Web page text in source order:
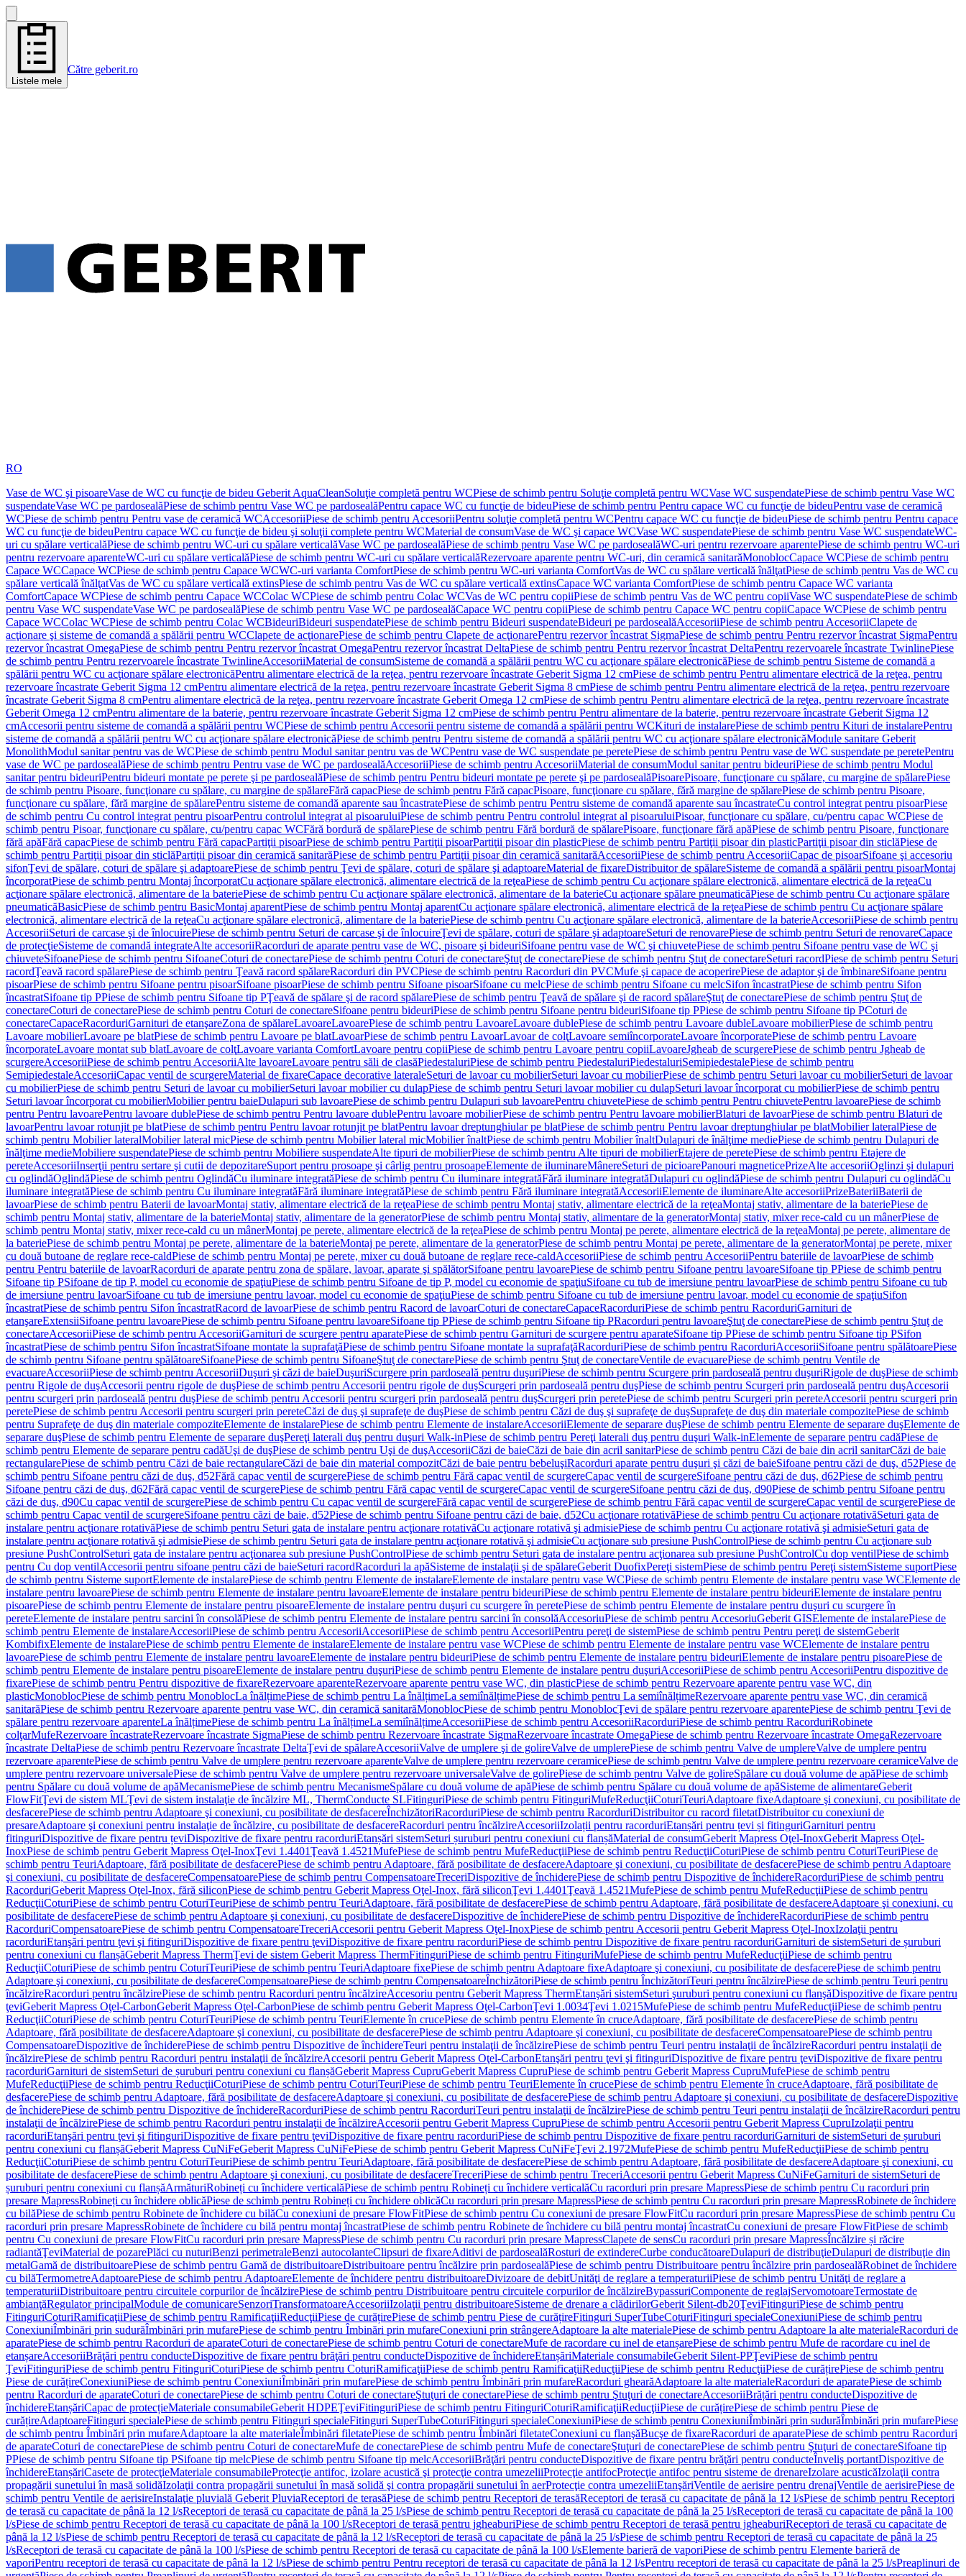
Listele mele
Către geberit.ro
RO
Vase de WC şi pisoareVase de WC cu funcţie de bideu Geberit AquaCleanSoluţie completă pentru WCPiese de schimb pentru Soluţie completă pentru WCVase WC suspendatePiese de schimb pentru Vase WC
suspendateVase WC pe pardosealăPiese de schimb pentru Vase WC pe pardosealăPentru capace WC cu funcţie de bideuPiese de schimb pentru Pentru capace WC cu funcţie de bideuPentru vase de ceramică
WCPiese de schimb pentru Pentru vase de ceramică WCAccesoriiPiese de schimb pentru AccesoriiPentru soluţie completă pentru WCPentru capace WC cu funcţie de bideuPiese de schimb pentru Pentru capace
WC cu funcţie de bideuPentru capace WC cu funcţie de bideu şi soluţii complete pentru WCMaterial de consumVase de WC şi capace WCVase WC suspendatePiese de schimb pentru Vase WC suspendateWC-
uri cu spălare verticalăPiese de schimb pentru WC-uri cu spălare verticalăVase WC pe pardosealăPiese de schimb pentru Vase WC pe pardosealăWC-uri pentru rezervoare aparentePiese de schimb pentru WC-uri
pentru rezervoare aparenteWC-uri cu spălare verticalăPiese de schimb pentru WC-uri cu spălare verticalăRezervoare aparente pentru WC-uri, din ceramică sanitarăMonoblocCapace WCPiese de schimb pentru
Capace WCCapace WCPiese de schimb pentru Capace WCWC-uri varianta ComfortPiese de schimb pentru WC-uri varianta ComfortVas de WC cu spălare verticală înălţatPiese de schimb pentru Vas de WC cu
spălare verticală înălţatVas de WC cu spălare verticală extinsPiese de schimb pentru Vas de WC cu spălare verticală extinsCapace WC varianta ComfortPiese de schimb pentru Capace WC varianta
ComfortCapace WCPiese de schimb pentru Capace WCColac WCPiese de schimb pentru Colac WCVas de WC pentru copiiPiese de schimb pentru Vas de WC pentru copiiVase WC suspendatePiese de schimb
pentru Vase WC suspendateVase WC pe pardosealăPiese de schimb pentru Vase WC pe pardosealăCapace WC pentru copiiPiese de schimb pentru Capace WC pentru copiiCapace WCPiese de schimb pentru
Capace WCColac WCPiese de schimb pentru Colac WCBideuriBideuri suspendatePiese de schimb pentru Bideuri suspendateBideuri pe pardosealăAccesoriiPiese de schimb pentru AccesoriiClapete de
acţionare şi sisteme de comandă a spălării pentru WCClapete de acţionarePiese de schimb pentru Clapete de acţionarePentru rezervor încastrat SigmaPiese de schimb pentru Pentru rezervor încastrat SigmaPentru
rezervor încastrat OmegaPiese de schimb pentru Pentru rezervor încastrat OmegaPentru rezervor încastrat DeltaPiese de schimb pentru Pentru rezervor încastrat DeltaPentru rezervoarele încastrate TwinlinePiese
de schimb pentru Pentru rezervoarele încastrate TwinlineAccesoriiMaterial de consumSisteme de comandă a spălării pentru WC cu acţionare spălare electronicăPiese de schimb pentru Sisteme de comandă a
spălării pentru WC cu acţionare spălare electronicăPentru alimentare electrică de la reţea, pentru rezervoare încastrate Geberit Sigma 12 cmPiese de schimb pentru Pentru alimentare electrică de la reţea, pentru
rezervoare încastrate Geberit Sigma 12 cmPentru alimentare electrică de la reţea, pentru rezervoare încastrate Geberit Sigma 8 cmPiese de schimb pentru Pentru alimentare electrică de la reţea, pentru rezervoare
încastrate Geberit Sigma 8 cmPentru alimentare electrică de la reţea, pentru rezervoare încastrate Geberit Omega 12 cmPiese de schimb pentru Pentru alimentare electrică de la reţea, pentru rezervoare încastrate
Geberit Omega 12 cmPentru alimentare de la baterie, pentru rezervoare încastrate Geberit Sigma 12 cmPiese de schimb pentru Pentru alimentare de la baterie, pentru rezervoare încastrate Geberit Sigma 12
cmAccesorii pentru sisteme de comandă a spălării pentru WCPiese de schimb pentru Accesorii pentru sisteme de comandă a spălării pentru WCKituri de instalarePiese de schimb pentru Kituri de instalarePentru
sisteme de comandă a spălării pentru WC cu acţionare spălare electronicăPiese de schimb pentru Pentru sisteme de comandă a spălării pentru WC cu acţionare spălare electronicăModule sanitare Geberit
MonolithModul sanitar pentru vas de WCPiese de schimb pentru Modul sanitar pentru vas de WCPentru vase de WC suspendate pe peretePiese de schimb pentru Pentru vase de WC suspendate pe peretePentru
vase de WC pe pardosealăPiese de schimb pentru Pentru vase de WC pe pardosealăAccesoriiPiese de schimb pentru AccesoriiMaterial de consumModul sanitar pentru bideuriPiese de schimb pentru Modul
sanitar pentru bideuriPentru bideuri montate pe perete şi pe pardosealăPiese de schimb pentru Pentru bideuri montate pe perete şi pe pardosealăPisoarePisoare, funcţionare cu spălare, cu margine de spălarePiese
de schimb pentru Pisoare, funcţionare cu spălare, cu margine de spălareFără capacPiese de schimb pentru Fără capacPisoare, funcţionare cu spălare, fără margine de spălarePiese de schimb pentru Pisoare,
funcţionare cu spălare, fără margine de spălarePentru sisteme de comandă aparente sau încastratePiese de schimb pentru Pentru sisteme de comandă aparente sau încastrateCu control integrat pentru pisoarPiese
de schimb pentru Cu control integrat pentru pisoarPentru controlul integrat al pisoaruluiPiese de schimb pentru Pentru controlul integrat al pisoaruluiPisoar, funcţionare cu spălare, cu/pentru capac WCPiese de
schimb pentru Pisoar, funcţionare cu spălare, cu/pentru capac WCFără bordură de spălarePiese de schimb pentru Fără bordură de spălarePisoare, funcţionare fără apăPiese de schimb pentru Pisoare, funcţionare
fără apăFără capacPiese de schimb pentru Fără capacPartiţii pisoarPiese de schimb pentru Partiţii pisoarPartiţii pisoar din plasticPiese de schimb pentru Partiţii pisoar din plasticPartiţii pisoar din sticlăPiese de
schimb pentru Partiţii pisoar din sticlăPartiţii pisoar din ceramică sanitarăPiese de schimb pentru Partiţii pisoar din ceramică sanitarăAccesoriiPiese de schimb pentru AccesoriiCapac de pisoarSifoane şi accesoriu
sifonŢevi de spălare, coturi de spălare şi adaptoarePiese de schimb pentru Ţevi de spălare, coturi de spălare şi adaptoareMaterial de fixareDistribuitor de spălareSisteme de comandă a spălării pentru pisoarMontaj
încorporatPiese de schimb pentru Montaj încorporatCu acţionare spălare electronică, alimentare electrică de la reţeaPiese de schimb pentru Cu acţionare spălare electronică, alimentare electrică de la reţeaCu
acţionare spălare electronică, alimentare de la bateriePiese de schimb pentru Cu acţionare spălare electronică, alimentare de la baterieCu acţionare spălare pneumaticăPiese de schimb pentru Cu acţionare spălare
pneumaticăBasicPiese de schimb pentru BasicMontaj aparentPiese de schimb pentru Montaj aparentCu acţionare spălare electronică, alimentare electrică de la reţeaPiese de schimb pentru Cu acţionare spălare
electronică, alimentare electrică de la reţeaCu acţionare spălare electronică, alimentare de la bateriePiese de schimb pentru Cu acţionare spălare electronică, alimentare de la baterieAccesoriiPiese de schimb pentru
AccesoriiSeturi de carcase şi de înlocuirePiese de schimb pentru Seturi de carcase şi de înlocuireŢevi de spălare, coturi de spălare şi adaptoareSeturi de renovarePiese de schimb pentru Seturi de renovareCapace
de protecţieSisteme de comandă integrateAlte accesoriiRacorduri de aparate pentru vase de WC, pisoare şi bideuriSifoane pentru vase de WC şi chiuvetePiese de schimb pentru Sifoane pentru vase de WC şi
chiuveteSifoanePiese de schimb pentru SifoaneCoturi de conectarePiese de schimb pentru Coturi de conectareŞtuţ de conectarePiese de schimb pentru Ştuţ de conectareSeturi racordPiese de schimb pentru Seturi
racordŢeavă racord spălarePiese de schimb pentru Ţeavă racord spălareRacorduri din PVCPiese de schimb pentru Racorduri din PVCMufe şi capace de acoperirePiese de adaptor şi de îmbinareSifoane pentru
pisoarPiese de schimb pentru Sifoane pentru pisoarSifoane pisoarPiese de schimb pentru Sifoane pisoarSifoane cu melcPiese de schimb pentru Sifoane cu melcSifon încastratPiese de schimb pentru Sifon
încastratSifoane tip PPiese de schimb pentru Sifoane tip PŢeavă de spălare şi de racord spălarePiese de schimb pentru Ţeavă de spălare şi de racord spălareŞtuţ de conectarePiese de schimb pentru Ştuţ de
conectareCoturi de conectarePiese de schimb pentru Coturi de conectareSifoane pentru bideuriPiese de schimb pentru Sifoane pentru bideuriSifoane tip PPiese de schimb pentru Sifoane tip PCoturi de
conectareCapaceRacorduriGarnituri de etanşareZona de spălareLavoareLavoarePiese de schimb pentru LavoareLavoare dublePiese de schimb pentru Lavoare dubleLavoare mobilierPiese de schimb pentru
Lavoare mobilierLavoare pe blatPiese de schimb pentru Lavoare pe blatLavoarPiese de schimb pentru LavoarLavoar de colţLavoare semiîncorporateLavoare încorporatePiese de schimb pentru Lavoare
încorporateLavoare montat sub blatLavoare de colţLavoare varianta ComfortLavoare pentru copiiPiese de schimb pentru Lavoare pentru copiiLavoareJgheab de scurgerePiese de schimb pentru Jgheab de
scurgereAccesoriiPiese de schimb pentru AccesoriiAlte lavoareLavoare pentru săli de clasăPiedestaluriPiese de schimb pentru PiedestaluriPiedestaluriSemipiedestalePiese de schimb pentru
SemipiedestaleAccesoriiCapac ventil de scurgereMaterial de fixareCapace decorative lateraleSeturi de lavoar cu mobilierSeturi lavoar cu mobilierPiese de schimb pentru Seturi lavoar cu mobilierSeturi de lavoar
cu mobilierPiese de schimb pentru Seturi de lavoar cu mobilierSeturi lavoar mobilier cu dulapPiese de schimb pentru Seturi lavoar mobilier cu dulapSeturi lavoar încorporat cu mobilierPiese de schimb pentru
Seturi lavoar încorporat cu mobilierMobilier pentru baieDulapuri sub lavoarePiese de schimb pentru Dulapuri sub lavoarePentru chiuvetePiese de schimb pentru Pentru chiuvetePentru lavoarePiese de schimb
pentru Pentru lavoarePentru lavoare dublePiese de schimb pentru Pentru lavoare dublePentru lavoare mobilierPiese de schimb pentru Pentru lavoare mobilierBlaturi de lavoarPiese de schimb pentru Blaturi de
lavoarPentru lavoar rotunjit pe blatPiese de schimb pentru Pentru lavoar rotunjit pe blatPentru lavoar dreptunghiular pe blatPiese de schimb pentru Pentru lavoar dreptunghiular pe blatMobilier lateralPiese de
schimb pentru Mobilier lateralMobilier lateral micPiese de schimb pentru Mobilier lateral micMobilier înaltPiese de schimb pentru Mobilier înaltDulapuri de înălţime mediePiese de schimb pentru Dulapuri de
înălţime medieMobiliere suspendatePiese de schimb pentru Mobiliere suspendateAlte tipuri de mobilierPiese de schimb pentru Alte tipuri de mobilierEtajere de peretePiese de schimb pentru Etajere de
pereteAccesoriiInserţii pentru sertare şi cutii de depozitareSuport pentru prosoape şi cârlig pentru prosoapeElemente de iluminareMânereSeturi de picioarePanouri magneticePrizeAlte accesoriiOglinzi şi dulapuri
cu oglindăOglindăPiese de schimb pentru OglindăCu iluminare integratăPiese de schimb pentru Cu iluminare integratăFără iluminare integratăDulapuri cu oglindăPiese de schimb pentru Dulapuri cu oglindăCu
iluminare integratăPiese de schimb pentru Cu iluminare integratăFără iluminare integratăPiese de schimb pentru Fără iluminare integratăAccesoriiElemente de iluminareAlte accesoriiPrizeBateriiBaterii de
lavoarPiese de schimb pentru Baterii de lavoarMontaj stativ, alimentare electrică de la reţeaPiese de schimb pentru Montaj stativ, alimentare electrică de la reţeaMontaj stativ, alimentare de la bateriePiese de
schimb pentru Montaj stativ, alimentare de la baterieMontaj stativ, alimentare de la generatorPiese de schimb pentru Montaj stativ, alimentare de la generatorMontaj stativ, mixer rece-cald cu un mânerPiese de
schimb pentru Montaj stativ, mixer rece-cald cu un mânerMontaj pe perete, alimentare electrică de la reţeaPiese de schimb pentru Montaj pe perete, alimentare electrică de la reţeaMontaj pe perete, alimentare de
la bateriePiese de schimb pentru Montaj pe perete, alimentare de la baterieMontaj pe perete, alimentare de la generatorPiese de schimb pentru Montaj pe perete, alimentare de la generatorMontaj pe perete, mixer
cu două butoane de reglare rece-caldPiese de schimb pentru Montaj pe perete, mixer cu două butoane de reglare rece-caldAccesoriiPiese de schimb pentru AccesoriiPentru bateriile de lavoarPiese de schimb
pentru Pentru bateriile de lavoarRacorduri de aparate pentru zona de spălare, lavoar, aparate şi spălătorSifoane pentru lavoarePiese de schimb pentru Sifoane pentru lavoareSifoane tip PPiese de schimb pentru
Sifoane tip PSifoane de tip P, model cu economie de spaţiuPiese de schimb pentru Sifoane de tip P, model cu economie de spaţiuSifoane cu tub de imersiune pentru lavoarPiese de schimb pentru Sifoane cu tub
de imersiune pentru lavoarSifoane cu tub de imersiune pentru lavoar, model cu economie de spaţiuPiese de schimb pentru Sifoane cu tub de imersiune pentru lavoar, model cu economie de spaţiuSifon
încastratPiese de schimb pentru Sifon încastratRacord de lavoarPiese de schimb pentru Racord de lavoarCoturi de conectareCapaceRacorduriPiese de schimb pentru RacorduriGarnituri de
etanşareExtensiiSifoane pentru lavoarePiese de schimb pentru Sifoane pentru lavoareSifoane tip PPiese de schimb pentru Sifoane tip PRacorduri pentru lavoareŞtuţ de conectarePiese de schimb pentru Ştuţ de
conectareAccesoriiPiese de schimb pentru AccesoriiGarnituri de scurgere pentru aparatePiese de schimb pentru Garnituri de scurgere pentru aparateSifoane tip PPiese de schimb pentru Sifoane tip PSifon
încastratPiese de schimb pentru Sifon încastratSifoane montate la suprafaţăPiese de schimb pentru Sifoane montate la suprafaţăRacorduriPiese de schimb pentru RacorduriAccesoriiSifoane pentru spălătoarePiese
de schimb pentru Sifoane pentru spălătoareSifoanePiese de schimb pentru SifoaneŞtuţ de conectarePiese de schimb pentru Ştuţ de conectareVentile de evacuarePiese de schimb pentru Ventile de
evacuareAccesoriiPiese de schimb pentru AccesoriiDuşuri şi căzi de baieDuşuriScurgere prin pardoseală pentru duşuriPiese de schimb pentru Scurgere prin pardoseală pentru duşuriRigole de duşPiese de schimb
pentru Rigole de duşAccesorii pentru rigole de duşPiese de schimb pentru Accesorii pentru rigole de duşScurgeri prin pardoseală pentru duşPiese de schimb pentru Scurgeri prin pardoseală pentru duşAccesorii
pentru scurgeri prin pardoseală pentru duşPiese de schimb pentru Accesorii pentru scurgeri prin pardoseală pentru duşScurgeri prin peretePiese de schimb pentru Scurgeri prin pereteAccesorii pentru scurgeri prin
peretePiese de schimb pentru Accesorii pentru scurgeri prin pereteCăzi de duş şi suprafeţe de duşPiese de schimb pentru Căzi de duş şi suprafeţe de duşSuprafeţe de duş din materiale compozitePiese de schimb
pentru Suprafeţe de duş din materiale compoziteElemente de instalarePiese de schimb pentru Elemente de instalareAccesoriiElemente de separare duşPiese de schimb pentru Elemente de separare duşElemente de
separare duşPiese de schimb pentru Elemente de separare duşPereţi laterali duş pentru duşuri Walk-inPiese de schimb pentru Pereţi laterali duş pentru duşuri Walk-inElemente de separare pentru cadăPiese de
schimb pentru Elemente de separare pentru cadăUşi de duşPiese de schimb pentru Uşi de duşAccesoriiCăzi de baieCăzi de baie din acril sanitarPiese de schimb pentru Căzi de baie din acril sanitarCăzi de baie
rectangularePiese de schimb pentru Căzi de baie rectangulareCăzi de baie din material compozitCăzi de baie pentru bebeluşiRacorduri aparate pentru duşuri şi căzi de baieSifoane pentru căzi de duş, d52Piese de
schimb pentru Sifoane pentru căzi de duş, d52Fără capac ventil de scurgerePiese de schimb pentru Fără capac ventil de scurgereCapac ventil de scurgereSifoane pentru căzi de duş, d62Piese de schimb pentru
Sifoane pentru căzi de duş, d62Fără capac ventil de scurgerePiese de schimb pentru Fără capac ventil de scurgereCapac ventil de scurgereSifoane pentru căzi de duş, d90Piese de schimb pentru Sifoane pentru
căzi de duş, d90Cu capac ventil de scurgerePiese de schimb pentru Cu capac ventil de scurgereFără capac ventil de scurgerePiese de schimb pentru Fără capac ventil de scurgereCapac ventil de scurgerePiese de
schimb pentru Capac ventil de scurgereSifoane pentru căzi de baie, d52Piese de schimb pentru Sifoane pentru căzi de baie, d52Cu acţionare rotativăPiese de schimb pentru Cu acţionare rotativăSeturi gata de
instalare pentru acţionare rotativăPiese de schimb pentru Seturi gata de instalare pentru acţionare rotativăCu acţionare rotativă şi admisiePiese de schimb pentru Cu acţionare rotativă şi admisieSeturi gata de
instalare pentru acţionare rotativă şi admisiePiese de schimb pentru Seturi gata de instalare pentru acţionare rotativă şi admisieCu acţionare sub presiune PushControlPiese de schimb pentru Cu acţionare sub
presiune PushControlSeturi gata de instalare pentru acţionarea sub presiune PushControlPiese de schimb pentru Seturi gata de instalare pentru acţionarea sub presiune PushControlCu dop ventilPiese de schimb
pentru Cu dop ventilAccesorii pentru sifoane pentru căzi de baieSeturi racordRacorduri la apăSisteme de instalaţii şi de spălareGeberit DuofixPereţi sistemPiese de schimb pentru Pereţi sistemSisteme suportPiese
de schimb pentru Sisteme suportElemente de instalarePiese de schimb pentru Elemente de instalareElemente de instalare pentru vase WCPiese de schimb pentru Elemente de instalare pentru vase WCElemente de
instalare pentru lavoarePiese de schimb pentru Elemente de instalare pentru lavoareElemente de instalare pentru bideuriPiese de schimb pentru Elemente de instalare pentru bideuriElemente de instalare pentru
pisoarePiese de schimb pentru Elemente de instalare pentru pisoareElemente de instalare pentru duşuri cu scurgere în peretePiese de schimb pentru Elemente de instalare pentru duşuri cu scurgere în
pereteElemente de instalare pentru sarcini în consolăPiese de schimb pentru Elemente de instalare pentru sarcini în consolăAccesoriuPiese de schimb pentru AccesoriuGeberit GISElemente de instalarePiese de
schimb pentru Elemente de instalareAccesoriiPiese de schimb pentru AccesoriiAccesoriiPiese de schimb pentru AccesoriiPentru pereţi de sistemPiese de schimb pentru Pentru pereţi de sistemGeberit
KombifixElemente de instalarePiese de schimb pentru Elemente de instalareElemente de instalare pentru vase WCPiese de schimb pentru Elemente de instalare pentru vase WCElemente de instalare pentru
lavoarePiese de schimb pentru Elemente de instalare pentru lavoareElemente de instalare pentru bideuriPiese de schimb pentru Elemente de instalare pentru bideuriElemente de instalare pentru pisoarePiese de
schimb pentru Elemente de instalare pentru pisoareElemente de instalare pentru duşuriPiese de schimb pentru Elemente de instalare pentru duşuriAccesoriiPiese de schimb pentru AccesoriiPentru dispozitive de
fixarePiese de schimb pentru Pentru dispozitive de fixareRezervoare aparenteRezervoare aparente pentru vase WC, din plasticPiese de schimb pentru Rezervoare aparente pentru vase WC, din
plasticMonoblocPiese de schimb pentru MonoblocLa înălțimePiese de schimb pentru La înălțimeLa semiînălțimePiese de schimb pentru La semiînălțimeRezervoare aparente pentru vase WC, din ceramică
sanitarăPiese de schimb pentru Rezervoare aparente pentru vase WC, din ceramică sanitarăMonoblocPiese de schimb pentru MonoblocŢevi de spălare pentru rezervoare aparentePiese de schimb pentru Ţevi de
spălare pentru rezervoare aparenteLa înălțimePiese de schimb pentru La înălțimeLa semiînălțimeAccesoriiPiese de schimb pentru AccesoriiRacorduriPiese de schimb pentru RacorduriRobinete
colţarMufeRezervoare încastrateRezervoare încastrate SigmaPiese de schimb pentru Rezervoare încastrate SigmaRezervoare încastrate OmegaPiese de schimb pentru Rezervoare încastrate OmegaRezervoare
încastrate DeltaPiese de schimb pentru Rezervoare încastrate DeltaŢevi de spălareAccesoriiValve de umplere şi de golireValve de umplerePiese de schimb pentru Valve de umplereValve de umplere pentru
rezervoare aparentePiese de schimb pentru Valve de umplere pentru rezervoare aparenteValve de umplere pentru rezervoare ceramicePiese de schimb pentru Valve de umplere pentru rezervoare ceramiceValve de
umplere pentru rezervoare universalePiese de schimb pentru Valve de umplere pentru rezervoare universaleValve de golirePiese de schimb pentru Valve de golireSpălare cu două volume de apăPiese de schimb
pentru Spălare cu două volume de apăMecanismePiese de schimb pentru MecanismeSpălare cu două volume de apăPiese de schimb pentru Spălare cu două volume de apăSisteme de alimentareGeberit
FlowFitŢevi de sistem MLŢevi de sistem instalaţie de încălzire ML, ThermConducte SLFitinguriPiese de schimb pentru FitinguriMufeReducţiiCoturiTeuriAdaptoare fixeAdaptoare şi conexiuni, cu posibilitate de
desfacerePiese de schimb pentru Adaptoare şi conexiuni, cu posibilitate de desfacereÎnchizătoriRacorduriPiese de schimb pentru RacorduriDistribuitor cu racord filetatDistribuitor cu conexiuni de
presareAdaptoare şi conexiuni pentru instalaţie de încălzire, cu posibilitate de desfacereRacorduri pentru încălzireAccesoriiIzolații pentru racorduriEtanșări pentru țevi și fitinguriGarnituri pentru
fitinguriDispozitive de fixare pentru țeviDispozitive de fixare pentru racorduriEtanșări sistemSeturi șuruburi pentru conexiuni cu flanșăMaterial de consumGeberit Mapress Oţel-InoxGeberit Mapress Oţel-
InoxPiese de schimb pentru Geberit Mapress Oţel-InoxŢevi 1.4401Ţeavă 1.4521MufePiese de schimb pentru MufeReducţiiPiese de schimb pentru ReducţiiCoturiPiese de schimb pentru CoturiTeuriPiese de
schimb pentru TeuriAdaptoare, fără posibilitate de desfacerePiese de schimb pentru Adaptoare, fără posibilitate de desfacereAdaptoare şi conexiuni, cu posibilitate de desfacerePiese de schimb pentru Adaptoare
şi conexiuni, cu posibilitate de desfacereCompensatoarePiese de schimb pentru CompensatoareTreceriDispozitive de închiderePiese de schimb pentru Dispozitive de închidereRacorduriPiese de schimb pentru
RacorduriGeberit Mapress Oţel-Inox, fără siliconPiese de schimb pentru Geberit Mapress Oţel-Inox, fără siliconŢevi 1.4401Ţeavă 1.4521MufePiese de schimb pentru MufeReducţiiPiese de schimb pentru
ReducţiiCoturiPiese de schimb pentru CoturiTeuriPiese de schimb pentru TeuriAdaptoare, fără posibilitate de desfacerePiese de schimb pentru Adaptoare, fără posibilitate de desfacereAdaptoare şi conexiuni, cu
posibilitate de desfacerePiese de schimb pentru Adaptoare şi conexiuni, cu posibilitate de desfacereDispozitive de închiderePiese de schimb pentru Dispozitive de închidereRacorduriPiese de schimb pentru
RacorduriCompensatoarePiese de schimb pentru CompensatoareTreceriAccesorii pentru Geberit Mapress Oţel-InoxPiese de schimb pentru Accesorii pentru Geberit Mapress Oţel-InoxIzolaţii pentru
racorduriEtanşări pentru ţevi şi fitinguriDispozitive de fixare pentru ţeviDispozitive de fixare pentru racorduriPiese de schimb pentru Dispozitive de fixare pentru racorduriGarnituri de sistemSeturi de șuruburi
pentru conexiuni cu flanșăGeberit Mapress ThermŢevi de sistem Geberit Mapress ThermFitinguriPiese de schimb pentru FitinguriMufePiese de schimb pentru MufeReducţiiPiese de schimb pentru
ReducţiiCoturiPiese de schimb pentru CoturiTeuriPiese de schimb pentru TeuriAdaptoare fixePiese de schimb pentru Adaptoare fixeAdaptoare şi conexiuni, cu posibilitate de desfacerePiese de schimb pentru
Adaptoare şi conexiuni, cu posibilitate de desfacereCompensatoarePiese de schimb pentru CompensatoareÎnchizătoriPiese de schimb pentru ÎnchizătoriTeuri pentru încălzirePiese de schimb pentru Teuri pentru
încălzireRacorduri pentru încălzirePiese de schimb pentru Racorduri pentru încălzireAccesoriu pentru Geberit Mapress ThermEtanşări sistemSeturi şuruburi pentru conexiuni cu flanşăDispozitive de fixare pentru
ţeviGeberit Mapress Oţel-CarbonGeberit Mapress Oţel-CarbonPiese de schimb pentru Geberit Mapress Oţel-CarbonŢevi 1.0034Ţevi 1.0215MufePiese de schimb pentru MufeReducţiiPiese de schimb pentru
ReducţiiCoturiPiese de schimb pentru CoturiTeuriPiese de schimb pentru TeuriElemente în crucePiese de schimb pentru Elemente în cruceAdaptoare, fără posibilitate de desfacerePiese de schimb pentru
Adaptoare, fără posibilitate de desfacereAdaptoare şi conexiuni, cu posibilitate de desfacerePiese de schimb pentru Adaptoare şi conexiuni, cu posibilitate de desfacereCompensatoarePiese de schimb pentru
CompensatoareDispozitive de închiderePiese de schimb pentru Dispozitive de închidereTeuri pentru instalaţii de încălzirePiese de schimb pentru Teuri pentru instalaţii de încălzireRacorduri pentru instalaţii de
încălzirePiese de schimb pentru Racorduri pentru instalaţii de încălzireAccesorii pentru Geberit Mapress Oţel-CarbonEtanşări pentru ţevi şi fitinguriDispozitive de fixare pentru ţeviDispozitive de fixare pentru
racorduriGarnituri de sistemSeturi de șuruburi pentru conexiuni cu flanșăGeberit Mapress CupruGeberit Mapress CupruPiese de schimb pentru Geberit Mapress CupruMufePiese de schimb pentru
MufeReducţiiPiese de schimb pentru ReducţiiCoturiPiese de schimb pentru CoturiTeuriPiese de schimb pentru TeuriElemente în crucePiese de schimb pentru Elemente în cruceAdaptoare, fără posibilitate de
desfacerePiese de schimb pentru Adaptoare, fără posibilitate de desfacereAdaptoare şi conexiuni, cu posibilitate de desfacerePiese de schimb pentru Adaptoare şi conexiuni, cu posibilitate de desfacereDispozitive
de închiderePiese de schimb pentru Dispozitive de închidereRacorduriPiese de schimb pentru RacorduriTeuri pentru instalaţii de încălzirePiese de schimb pentru Teuri pentru instalaţii de încălzireRacorduri pentru
instalaţii de încălzirePiese de schimb pentru Racorduri pentru instalaţii de încălzireAccesorii pentru Geberit Mapress CupruPiese de schimb pentru Accesorii pentru Geberit Mapress CupruIzolaţii pentru
racorduriEtanşări pentru ţevi şi fitinguriDispozitive de fixare pentru ţeviDispozitive de fixare pentru racorduriPiese de schimb pentru Dispozitive de fixare pentru racorduriGarnituri de sistemSeturi de șuruburi
pentru conexiuni cu flanșăGeberit Mapress CuNiFeGeberit Mapress CuNiFePiese de schimb pentru Geberit Mapress CuNiFeŢevi 2.1972MufePiese de schimb pentru MufeReducţiiPiese de schimb pentru
ReducţiiCoturiPiese de schimb pentru CoturiTeuriPiese de schimb pentru TeuriAdaptoare, fără posibilitate de desfacerePiese de schimb pentru Adaptoare, fără posibilitate de desfacereAdaptoare şi conexiuni, cu
posibilitate de desfacerePiese de schimb pentru Adaptoare şi conexiuni, cu posibilitate de desfacereTreceriPiese de schimb pentru TreceriAccesorii pentru Geberit Mapress CuNiFeGarnituri de sistemSeturi de
șuruburi pentru conexiuni cu flanșăArmăturiRobineți cu închidere verticalăPiese de schimb pentru Robineți cu închidere verticalăCu racorduri prin presare MapressPiese de schimb pentru Cu racorduri prin
presare MapressRobineți cu închidere oblicăPiese de schimb pentru Robineți cu închidere oblicăCu racorduri prin presare MapressPiese de schimb pentru Cu racorduri prin presare MapressRobinete de închidere
cu bilăPiese de schimb pentru Robinete de închidere cu bilăCu conexiuni de presare FlowFitPiese de schimb pentru Cu conexiuni de presare FlowFitCu racorduri prin presare MapressPiese de schimb pentru Cu
racorduri prin presare MapressRobinete de închidere cu bilă pentru montaj încastratPiese de schimb pentru Robinete de închidere cu bilă pentru montaj încastratCu conexiuni de presare FlowFitPiese de schimb
pentru Cu conexiuni de presare FlowFitCu racorduri prin presare MapressPiese de schimb pentru Cu racorduri prin presare MapressClapete de sensCu racorduri prin presare MapressÎncălzire și răcire
radiantăŢeviMaterial de pozarePlăci cu nuturiBenzi perimetraleBenzi autocolanteClipsuri de fixareAditivi de pardosealăRosturi de extindereCurbe conducătoareDulapuri de distribuţieDulapuri de distribuţie din
metalGamă de distribuitoarePiese de schimb pentru Gamă de distribuitoareDistribuitoare pentru încălzire prin pardosealăPiese de schimb pentru Distribuitoare pentru încălzire prin pardosealăRobinet de închidere
cu bilăTermometreAdaptoarePiese de schimb pentru AdaptoareElemente de închidere pentru distribuitoareDivizoare de debitUnităţi de reglare a temperaturiiPiese de schimb pentru Unităţi de reglare a
temperaturiiDistribuitoare pentru circuitele corpurilor de încălzirePiese de schimb pentru Distribuitoare pentru circuitele corpurilor de încălzireBypassuriComponente de reglajServomotoareTermostate de
ambianţăRegulator principalModule de comunicareSenzoriTransformatoareAccesoriiIzolaţii pentru distribuitoareSisteme de drenare a clădirilorGeberit Silent-db20ŢeviFitinguriPiese de schimb pentru
FitinguriCoturiRamificaţiiPiese de schimb pentru RamificaţiiReducţiiPiese de curățirePiese de schimb pentru Piese de curățireFitinguri SuperTubeCoturiFitinguri specialeConexiuniPiese de schimb pentru
ConexiuniÎmbinări prin sudurăÎmbinări prin mufarePiese de schimb pentru Îmbinări prin mufareConexiuni prin strângereAdaptoare la alte materialePiese de schimb pentru Adaptoare la alte materialeRacorduri de
aparatePiese de schimb pentru Racorduri de aparateCoturi de conectarePiese de schimb pentru Coturi de conectareMufe de racordare cu inel de etanșarePiese de schimb pentru Mufe de racordare cu inel de
etanșareAccesoriiBrăţări pentru conducteDispozitive de fixare pentru brăţări pentru conducteDispozitive de închidereEtanșăriMateriale consumabileGeberit Silent-PPŢeviPiese de schimb pentru
ŢeviFitinguriPiese de schimb pentru FitinguriCoturiPiese de schimb pentru CoturiRamificaţiiPiese de schimb pentru RamificaţiiReducţiiPiese de schimb pentru ReducţiiPiese de curățirePiese de schimb pentru
Piese de curățireConexiuniPiese de schimb pentru ConexiuniÎmbinări prin mufarePiese de schimb pentru Îmbinări prin mufareRacorduri ghearăAdaptoare la alte materialeRacorduri de aparatePiese de schimb
pentru Racorduri de aparateCoturi de conectarePiese de schimb pentru Coturi de conectareŞtuţuri de conectarePiese de schimb pentru Ştuţuri de conectareAccesoriiBrățări pentru conducteDispozitive de
închidereEtanșăriCapac de protecțieMateriale consumabileGeberit HDPEŢeviFitinguriPiese de schimb pentru FitinguriCoturiRamificaţiiReducţiiPiese de curățirePiese de schimb pentru Piese de
curățireAdaptoareFitinguri specialePiese de schimb pentru Fitinguri specialeFitinguri SuperTubeCoturiFitinguri specialeConexiuniPiese de schimb pentru ConexiuniÎmbinări prin sudurăÎmbinări prin mufarePiese
de schimb pentru Îmbinări prin mufareAdaptoare la alte materialeÎmbinări filetatePiese de schimb pentru Îmbinări filetateConexiuni cu flanşăBucşe de fixareRacorduri de aparatePiese de schimb pentru Racorduri
de aparateCoturi de conectarePiese de schimb pentru Coturi de conectareMufe de conectarePiese de schimb pentru Mufe de conectareŞtuţuri de conectarePiese de schimb pentru Ştuţuri de conectareSifoane tip
PPiese de schimb pentru Sifoane tip PSifoane tip melcPiese de schimb pentru Sifoane tip melcAccesoriiBrăţări pentru conducteDispozitive de fixare pentru brăţări pentru conducteÎnveliş portantDispozitive de
închidereEtanșăriCasete de protecţieMateriale consumabileProtecţie antifoc, izolare acustică şi protecţie contra umezeliiProtecţie antifocProtecţie antifoc pentru sisteme de drenareIzolare acusticăIzolaţii contra
propagării sunetului în masă solidăIzolaţii contra propagării sunetului în masă solidă şi contra propagării sunetului în aerProtecţie contra umezeliiEtanşăriVentile de aerisire pentru drenajVentile de aerisirePiese de
schimb pentru Ventile de aerisireInstalaţie pluvială Geberit PluviaReceptori de terasăPiese de schimb pentru Receptori de terasăReceptori de terasă cu capacitate de până la 12 l/sPiese de schimb pentru Receptori
de terasă cu capacitate de până la 12 l/sReceptori de terasă cu capacitate de până la 25 l/sPiese de schimb pentru Receptori de terasă cu capacitate de până la 25 l/sReceptori de terasă cu capacitate de până la 100
l/sPiese de schimb pentru Receptori de terasă cu capacitate de până la 100 l/sReceptori de terasă pentru jgheaburiPiese de schimb pentru Receptori de terasă pentru jgheaburiReceptori de terasă cu capacitate de
până la 12 l/sPiese de schimb pentru Receptori de terasă cu capacitate de până la 12 l/sReceptori de terasă cu capacitate de până la 25 l/sPiese de schimb pentru Receptori de terasă cu capacitate de până la 25
l/sReceptori de terasă cu capacitate de până la 100 l/sPiese de schimb pentru Receptori de terasă cu capacitate de până la 100 l/sElemente barieră de vaporiPiese de schimb pentru Elemente barieră de
vaporiPentru receptori de terasă cu capacitate de până la 12 l/sPiese de schimb pentru Pentru receptori de terasă cu capacitate de până la 12 l/sPentru receptori de terasă cu capacitate de până la 25 l/sPreaplinuri de